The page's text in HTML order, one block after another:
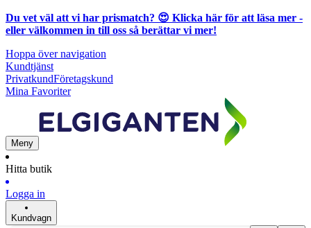
Du vet väl att vi har prismatch? 😍 Klicka här för att läsa mer -
eller välkommen in till oss så berättar vi mer!
Hoppa över navigation
Kundtjänst
PrivatkundFöretagskund
Mina Favoriter
Meny
Hitta butik
Logga in
Kundvagn